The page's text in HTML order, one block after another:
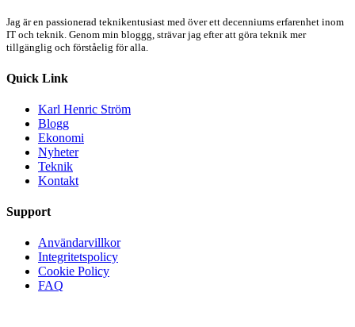
Jag är en passionerad teknikentusiast med över ett decenniums erfarenhet inom
IT och teknik. Genom min bloggg, strävar jag efter att göra teknik mer
tillgänglig och förståelig för alla.
Quick Link
Karl Henric Ström
Blogg
Ekonomi
Nyheter
Teknik
Kontakt
Support
Användarvillkor
Integritetspolicy
Cookie Policy
FAQ